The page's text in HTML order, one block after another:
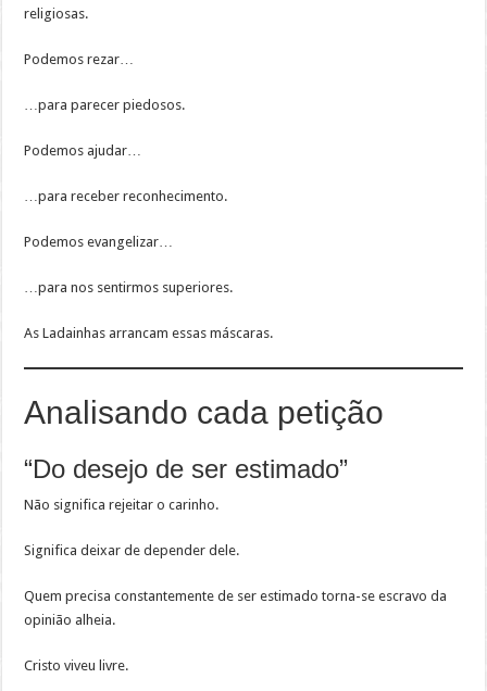
religiosas.
Podemos rezar…
…para parecer piedosos.
Podemos ajudar…
…para receber reconhecimento.
Podemos evangelizar…
…para nos sentirmos superiores.
As Ladainhas arrancam essas máscaras.
Analisando cada petição
“Do desejo de ser estimado”
Não significa rejeitar o carinho.
Significa deixar de depender dele.
Quem precisa constantemente de ser estimado torna-se escravo da
opinião alheia.
Cristo viveu livre.